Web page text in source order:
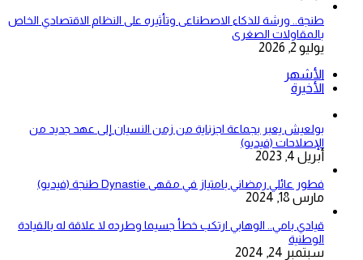
طنجة.. ورشة للذكاء الاصطناعى وتأثيره على النظام الاقتصادي الخاص
بالمقاولات الصغرى
يوليو 2, 2026
الأشهر
الأخيرة
بولعيش يعبر بجماعة اجزناية من زمن النسيان إلى عهد جديد من
الإصلاحات (فيديو)
أبريل 4, 2023
فطور عائلي رمضاني بامتياز في مقهى Dynastie طنجة (فيديو)
مارس 18, 2024
قيادي بامي.. الوهابي ارتكب خطأ جسيما وطرده لا علاقة له بالقيادة
الوطنية
سبتمبر 24, 2024